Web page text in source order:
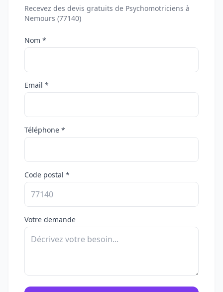
Recevez des devis gratuits de Psychomotriciens à
Nemours (77140)
Nom *
Email *
Téléphone *
Code postal *
Votre demande